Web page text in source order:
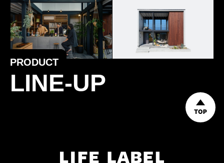
PRODUCT
LINE-UP
TOP